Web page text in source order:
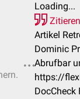
Loading...
Zitieren
Artikel
Dominic
Abrufbar
https://
DocCheck